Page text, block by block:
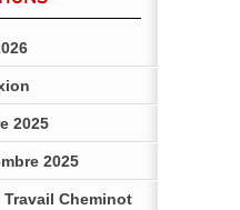
2025
2025
Cheminot